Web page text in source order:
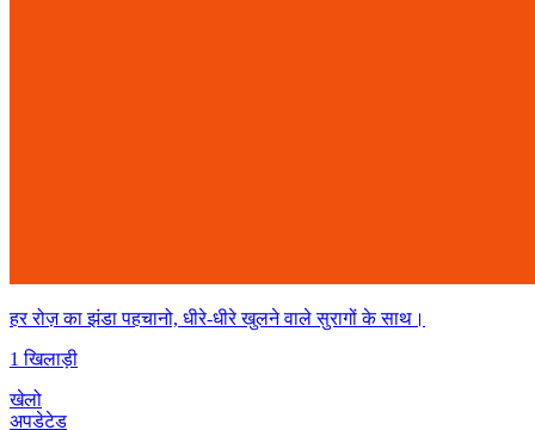
हर रोज़ का झंडा पहचानो, धीरे-धीरे खुलने वाले सुरागों के साथ।
1 खिलाड़ी
खेलो
अपडेटेड